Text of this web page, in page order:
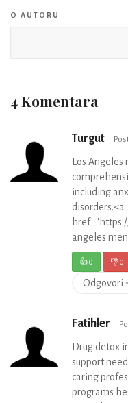
O AUTORU
4 Komentara
Turgut
Los
including
disorders.<a
angeles
👍0 👎0
Odgovori
Fatihler
Drug detox
support
caring
programs